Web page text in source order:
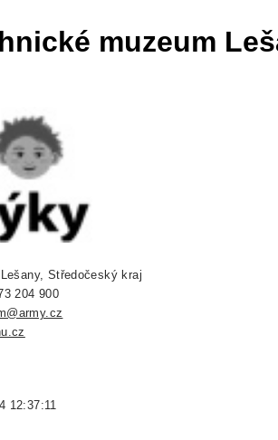
muzeum
Středočeský kraj
204 900
12:37:11